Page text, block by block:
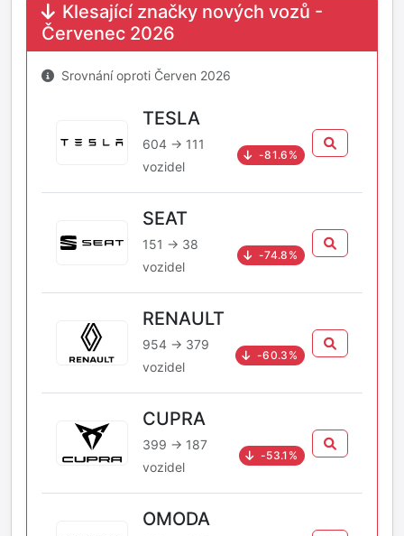
Klesající značky nových vozů -
Červenec 2026
Srovnání oproti Červen 2026
TESLA
604 → 111
vozidel
-81.6%
SEAT
151 → 38
vozidel
-74.8%
RENAULT
954 → 379
vozidel
-60.3%
CUPRA
399 → 187
vozidel
-53.1%
OMODA